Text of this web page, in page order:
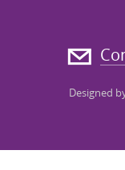
Designed